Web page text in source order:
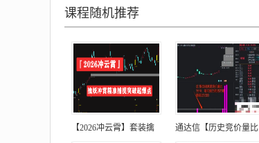
课程随机推荐
【2026冲云霄】套装擒 通达信【历史竞价量比